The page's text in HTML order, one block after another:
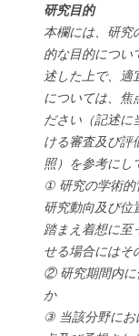
研究目的
本欄には、研究
的な目的につい
述した上で、適
については、焦
ださい（記述に
ける審査及び評
照）を参考にし
① 研究の学術的
研究動向及び位
踏まえ着想に至
せる場合にはそ
② 研究期間内に
か
③ 当該分野にお